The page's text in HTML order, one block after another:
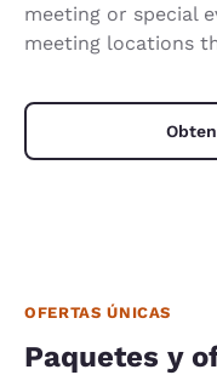
meeting or special
meeting locations
OFERTAS ÚNICAS
Paquetes y